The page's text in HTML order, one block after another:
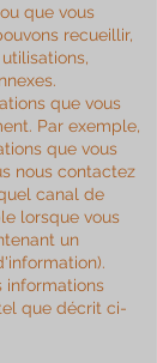
que vous
recueillir,
que vous
Par exemple,
que vous
nous contactez
canal de
lorsque vous
un
informations
que décrit ci-